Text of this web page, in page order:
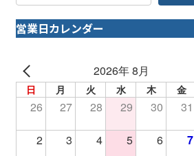
営業日カレンダー
2026年 8月
日 月 火 水 木 金
26 27 28 29 30 31
2 3 4 5 6 7